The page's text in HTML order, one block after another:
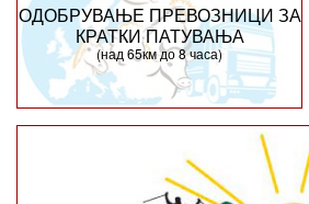
ОДОБРУВАЊЕ ПРЕВОЗНИЦИ ЗА
КРАТКИ ПАТУВАЊА
(над 65км до 8 часа)